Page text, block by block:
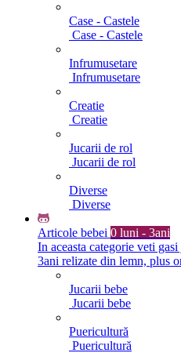
Case - Castele
Case - Castele
Infrumusetare
Infrumusetare
Creatie
Creatie
Jucarii de rol
Jucarii de rol
Diverse
Diverse
Articole bebei 0 luni - 3ani
In aceasta categorie veti
3ani relizate din lemn, plus
Jucarii bebe
Jucarii bebe
Puericultură
Puericultură